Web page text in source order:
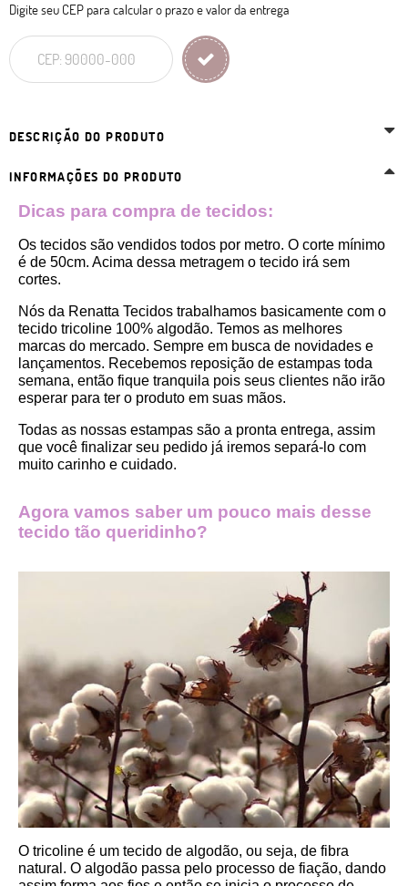
Digite seu CEP para calcular o prazo e valor da entrega
DESCRIÇÃO DO PRODUTO
INFORMAÇÕES DO PRODUTO
Dicas para compra de tecidos:
Os tecidos são vendidos todos por metro. O corte mínimo
é de 50cm. Acima dessa metragem o tecido irá sem
cortes.
Nós da Renatta Tecidos trabalhamos basicamente com o
tecido tricoline 100% algodão. Temos as melhores
marcas do mercado. Sempre em busca de novidades e
lançamentos. Recebemos reposição de estampas toda
semana, então fique tranquila pois seus clientes não irão
esperar para ter o produto em suas mãos.
Todas as nossas estampas são a pronta entrega, assim
que você finalizar seu pedido já iremos separá-lo com
muito carinho e cuidado.
Agora vamos saber um pouco mais desse
tecido tão queridinho?
O tricoline é um tecido de algodão, ou seja, de fibra
natural. O algodão passa pelo processo de fiação, dando